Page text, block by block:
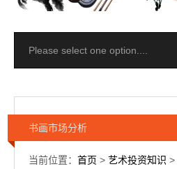
书画市场分析
当前位置： 首页 > 艺术投资知识 >